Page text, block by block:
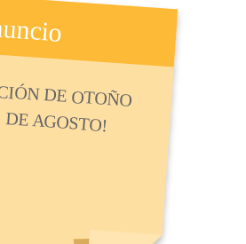
DE OTOÑO
AGOSTO!